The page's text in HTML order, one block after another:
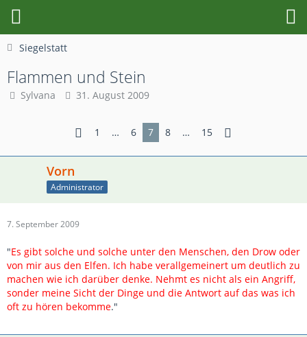
Siegelstatt
Flammen und Stein
Sylvana 31. August 2009
1 … 6 7 8 … 15
Vorn
Administrator
7. September 2009
"Es gibt solche und solche unter den Menschen, den Drow oder
von mir aus den Elfen. Ich habe verallgemeinert um deutlich zu
machen wie ich darüber denke. Nehmt es nicht als ein Angriff,
sonder meine Sicht der Dinge und die Antwort auf das was ich
oft zu hören bekomme."